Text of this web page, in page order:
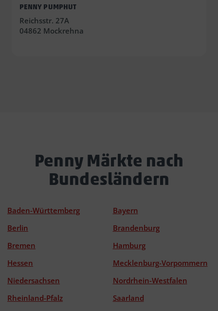
PENNY PUMPHUT
Reichsstr. 27A
04862 Mockrehna
Penny Märkte nach
Bundesländern
Baden-Württemberg
Bayern
Berlin
Brandenburg
Bremen
Hamburg
Hessen
Mecklenburg-Vorpommern
Niedersachsen
Nordrhein-Westfalen
Rheinland-Pfalz
Saarland